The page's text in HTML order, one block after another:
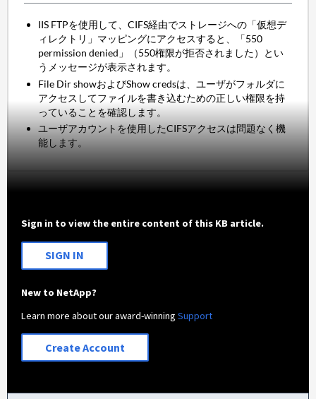
IIS FTPを使用して、CIFS経由でストレージへの「仮想デ
ィレクトリ」マッピングにアクセスすると、「550
permission denied」（550権限が拒否されました）とい
うメッセージが表示されます。
File Dir showおよびShow credsは、ユーザがフォルダに
アクセスしてファイルを書き込むための正しい権限を持
っていることを確認します。
ユーザアカウントを使用したCIFSアクセスは問題なく機
能します。
Sign in to view the entire content of this KB article.
SIGN IN
New to NetApp?
Learn more about our award-winningSupport
Create Account